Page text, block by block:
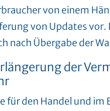
von einem
von Updates
nach Übergabe der
der
für den Handel und